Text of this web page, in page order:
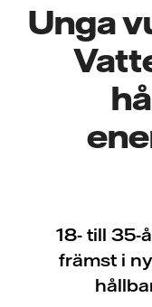
Unga
18- till 35-
främst i